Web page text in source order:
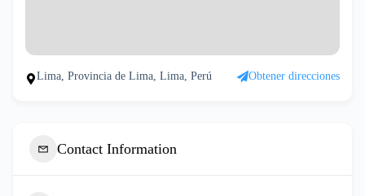
Lima, Provincia de Lima, Lima, Perú Obtener direcciones
Contact Information